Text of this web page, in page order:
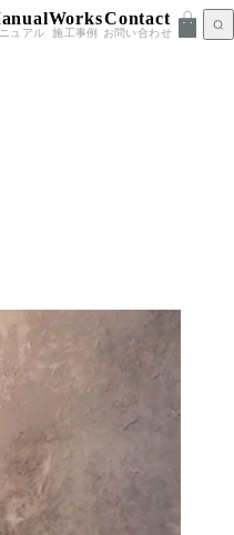
ュアル
Works
施工事例
Contact
お問い合わせ